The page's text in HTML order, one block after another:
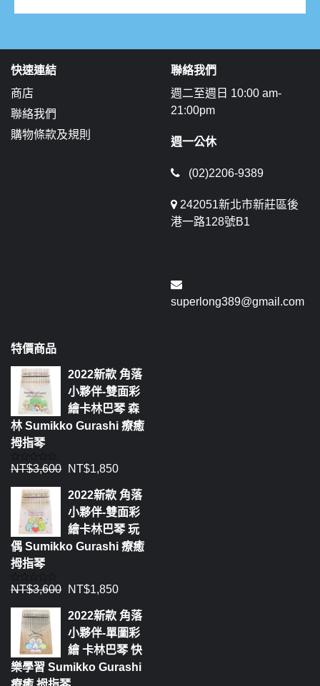
快速連結
商店
聯絡我們
購物條款及規則
聯絡我們
週二至週日 10:00 am-
21:00pm
週一公休
(02)2206-9389
242051新北市新莊區後
港一路128號B1
superlong389@gmail.com
特價商品
2022新款 角落
小夥伴-雙面彩
繪卡林巴琴 森
林 Sumikko Gurashi 療癒
拇指琴
評
0
NT$3,600 NT$1,850
2022新款 角落
小夥伴-雙面彩
繪卡林巴琴 玩
偶 Sumikko Gurashi 療癒
拇指琴
評
0
NT$3,600 NT$1,850
2022新款 角落
小夥伴-單圖彩
繪 卡林巴琴 快
樂學習 Sumikko Gurashi